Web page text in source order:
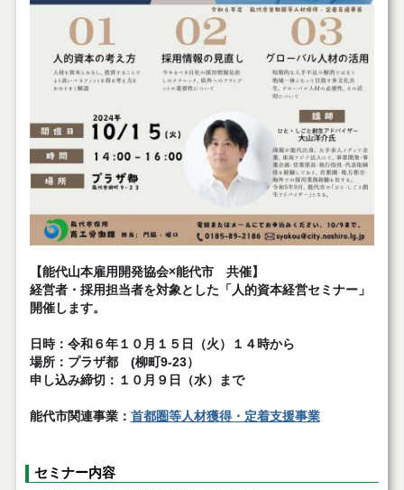
【能代山本雇用開発協会×能代市 共催】
経営者・採用担当者を対象とした「人的資本経営セミナー」
開催します。
日時：令和６年１０月１５日（火）１４時から
場所：プラザ都 (柳町9-23）
申し込み締切：１０月９日（水）まで
能代市関連事業： 首都圏等人材獲得・定着支援事業
セミナー内容